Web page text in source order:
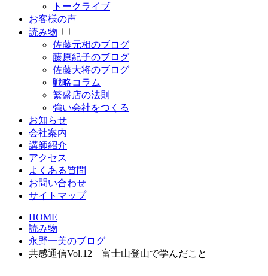
トークライブ
お客様の声
読み物
佐藤元相のブログ
藤原紀子のブログ
佐藤大将のブログ
戦略コラム
繁盛店の法則
強い会社をつくる
お知らせ
会社案内
講師紹介
アクセス
よくある質問
お問い合わせ
サイトマップ
HOME
読み物
永野一美のブログ
共感通信Vol.12 富士山登山で学んだこと